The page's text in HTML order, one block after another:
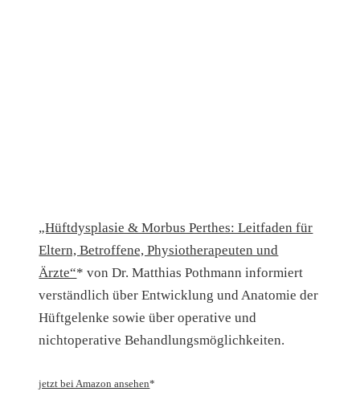
„Hüftdysplasie & Morbus Perthes: Leitfaden für
Eltern, Betroffene, Physiotherapeuten und
Ärzte“* von Dr. Matthias Pothmann informiert
verständlich über Entwicklung und Anatomie der
Hüftgelenke sowie über operative und
nichtoperative Behandlungsmöglichkeiten.
jetzt bei Amazon ansehen*